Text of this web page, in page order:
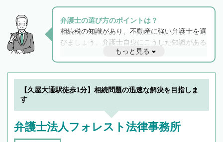
弁護士の選び方のポイントは？
相続税の知識があり、不動産に強い弁護士を選
びましょう。弁護士自身にこうした知識がある
と他士業との連携もスムーズに進み、トラブル
解決のみならず相続をトータルで任せることが
できます。また、相続は感情がからむ分野なの
でフィーリングも重要です。実際に電話や面談
もっと見る
【久屋大通駅徒歩1分】相続問題の迅速な解決を目指しま
す
弁護士法人フォレスト法律事務所